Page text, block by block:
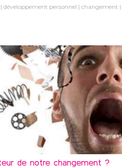
développement personnel changement
de notre changement ?